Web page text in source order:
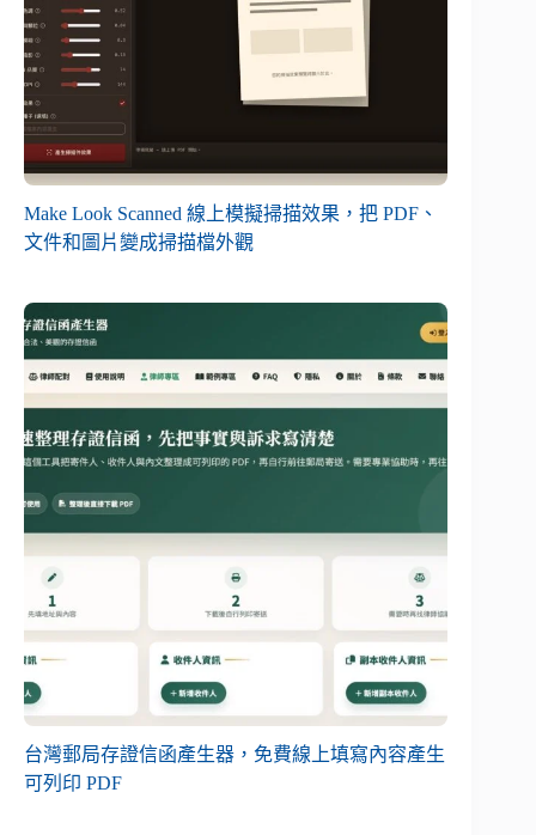
Make Look Scanned 線上模擬掃描效果，把 PDF、
文件和圖片變成掃描檔外觀
台灣郵局存證信函產生器，免費線上填寫內容產生
可列印 PDF